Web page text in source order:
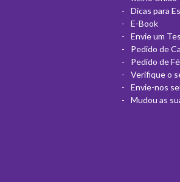
Dicas para
E-Book
Envie um
Pedido de
Pedido de
Verifique o
Envie-nos
Mudou as